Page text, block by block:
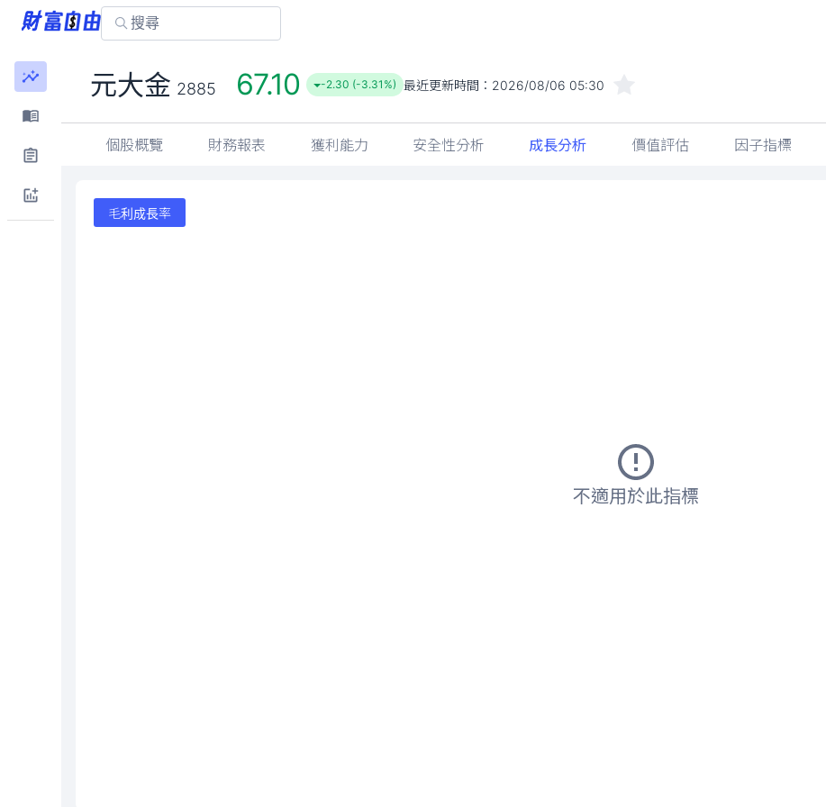
元大金 2885 67.10 -2.30 (-3.31%) 最近更新時間： 2026/08/06 05:30
個股概覽 財務報表 獲利能力 安全性分析 成長分析 價值評估 因子指標
毛利成長率
不適用於此指標